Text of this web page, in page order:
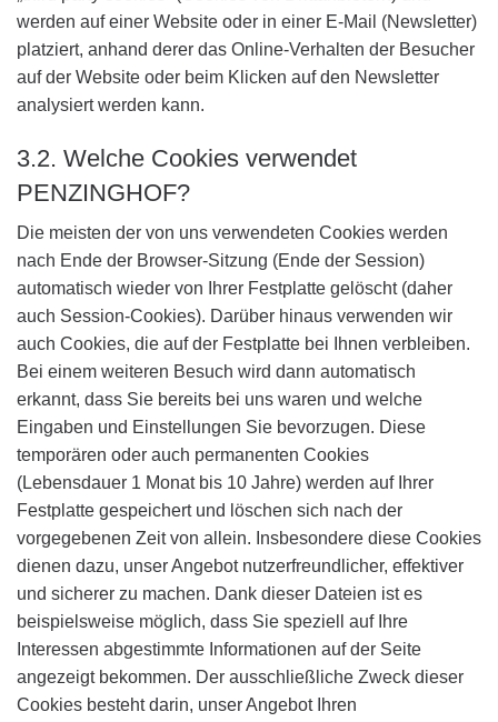
werden auf einer Website oder in einer E-Mail (Newsletter)
platziert, anhand derer das Online-Verhalten der Besucher
auf der Website oder beim Klicken auf den Newsletter
analysiert werden kann.
3.2. Welche Cookies verwendet
PENZINGHOF?
Die meisten der von uns verwendeten Cookies werden
nach Ende der Browser-Sitzung (Ende der Session)
automatisch wieder von Ihrer Festplatte gelöscht (daher
auch Session-Cookies). Darüber hinaus verwenden wir
auch Cookies, die auf der Festplatte bei Ihnen verbleiben.
Bei einem weiteren Besuch wird dann automatisch
erkannt, dass Sie bereits bei uns waren und welche
Eingaben und Einstellungen Sie bevorzugen. Diese
temporären oder auch permanenten Cookies
(Lebensdauer 1 Monat bis 10 Jahre) werden auf Ihrer
Festplatte gespeichert und löschen sich nach der
vorgegebenen Zeit von allein. Insbesondere diese Cookies
dienen dazu, unser Angebot nutzerfreundlicher, effektiver
und sicherer zu machen. Dank dieser Dateien ist es
beispielsweise möglich, dass Sie speziell auf Ihre
Interessen abgestimmte Informationen auf der Seite
angezeigt bekommen. Der ausschließliche Zweck dieser
Cookies besteht darin, unser Angebot Ihren